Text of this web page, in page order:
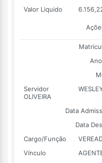
Valor Liquido
Ano
Servidor
OLIVEIRA
Data
Data
Cargo/Função
Vínculo